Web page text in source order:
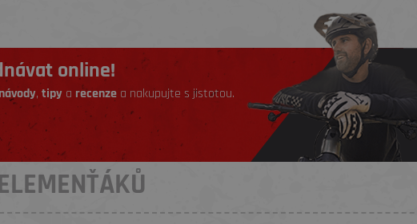
online!
, tipy a recenze a nakupujte s jistotou.